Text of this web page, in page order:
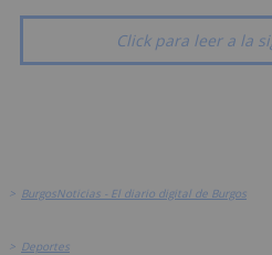
Click para leer a la
> BurgosNoticias - El diario digital de Burgos
> Deportes